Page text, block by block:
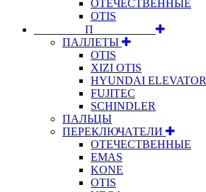
ОТЕЧЕСТВЕННЫЕ
OTIS
⠀⠀⠀⠀⠀⠀П⠀⠀⠀⠀⠀⠀⠀
ПАЛЛЕТЫ
OTIS
XIZI OTIS
HYUNDAI ELEVATOR
FUJITEC
SCHINDLER
ПАЛЬЦЫ
ПЕРЕКЛЮЧАТЕЛИ
ОТЕЧЕСТВЕННЫЕ
EMAS
KONE
OTIS